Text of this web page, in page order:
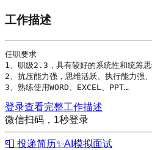
工作描述
任职要求
1、职级2.3，具有较好的系统性和统筹
2、抗压能力强，思维活跃、执行能力强
3、熟练使用WORD、 EXCEL、PPT…
登录查看完整工作描述
微信扫码，1秒登录
📮 投递简历✨AI模拟面试